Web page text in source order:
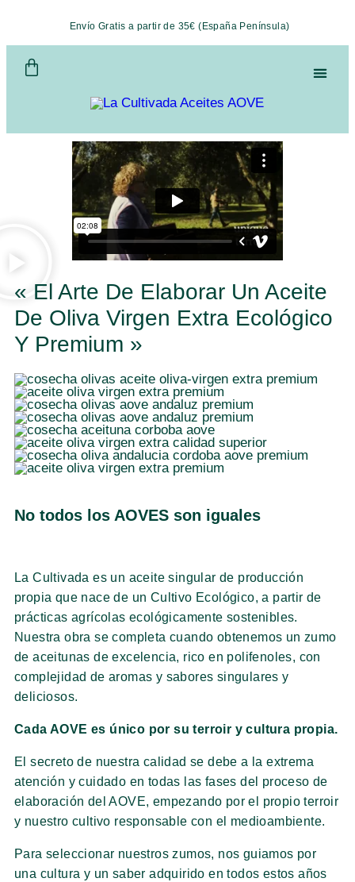
Envío Gratis a partir de 35€ (España Península)
« El Arte De Elaborar Un Aceite
De Oliva Virgen Extra Ecológico
Y Premium »
No todos los AOVES son iguales
La Cultivada es un aceite singular de producción
propia que nace de un Cultivo Ecológico, a partir de
prácticas agrícolas ecológicamente sostenibles.
Nuestra obra se completa cuando obtenemos un zumo
de aceitunas de excelencia, rico en polifenoles, con
complejidad de aromas y sabores singulares y
deliciosos.
Cada AOVE es único por su terroir y cultura propia.
El secreto de nuestra calidad se debe a la extrema
atención y cuidado en todas las fases del proceso de
elaboración del AOVE, empezando por el propio terroir
y nuestro cultivo responsable con el medioambiente.
Para seleccionar nuestros zumos, nos guiamos por
una cultura y un saber adquirido en todos estos años